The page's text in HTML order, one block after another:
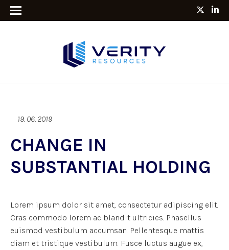
19. 06. 2019
CHANGE IN
SUBSTANTIAL HOLDING
Lorem ipsum dolor sit amet, consectetur adipiscing elit.
Cras commodo lorem ac blandit ultricies. Phasellus
euismod vestibulum accumsan. Pellentesque mattis
diam et tristique vestibulum. Fusce luctus augue ex,